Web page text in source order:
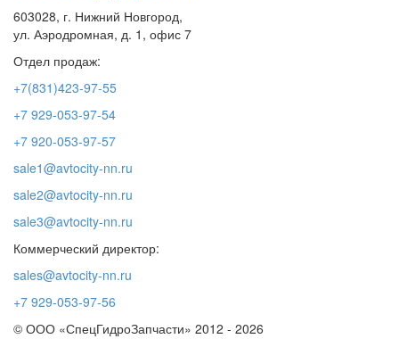
603028, г. Нижний Новгород,
ул. Аэродромная, д. 1, офис 7
Отдел продаж:
+7(831)423-97-55
+7 929-053-97-54
+7 920-053-97-57
sale1@avtocity-nn.ru
sale2@avtocity-nn.ru
sale3@avtocity-nn.ru
Коммерческий директор:
sales@avtocity-nn.ru
+7 929-053-97-56
© ООО «СпецГидроЗапчасти» 2012 - 2026